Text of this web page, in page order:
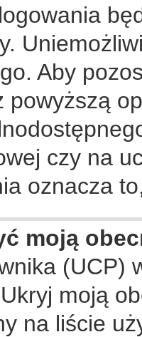
Aby
powyższą
czy na
oznacza
moją
(UCP)
moją
na liście